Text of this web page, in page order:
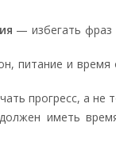
— избегать фраз
питание и время
прогресс, а не
иметь